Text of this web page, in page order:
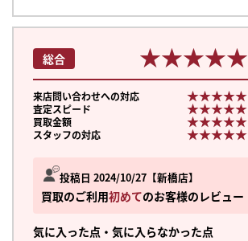
投稿日 2024/10/27 新橋店
買取のご利用初めてのお客様のレビュー
気に入った点・気に入らなかった点
総合 ★★★★★
★★★★★
来店問い合わせへの対応 ★★★★★
★★★★★
査定スピード
★★★★★
★★★★★
買取金額
★★★★★
★★★★★
スタッフの対応
★★★★★
★★★★★